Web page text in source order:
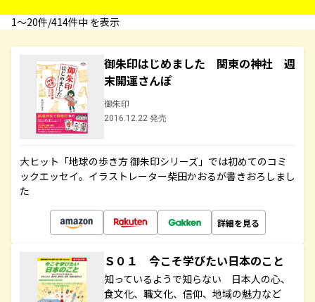
1〜20件/414件中 を表示
御朱印はじめました 関東の神社 週
末開運さんぽ
御朱印
2016.12.22 発売
大ヒット「地球の歩き方 御朱印シリーズ」では初めてのコミ
ックエッセイ。イラストレーター柴田かおるが書きおろしまし
た
詳細を見る
Ｓ０１ 今こそ学びたい日本のこと
知っているようで知らない 日本人の心、
食文化、職文化、信仰、地域の魅力など